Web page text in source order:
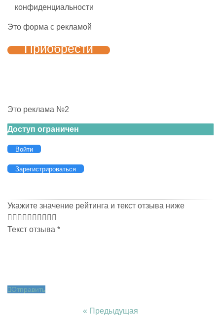
конфиденциальности
Это форма с рекламой
Приобрести
Это реклама №2
Доступ ограничен
Войти
Зарегистрироваться
Укажите значение рейтинга и текст отзыва ниже
Текст отзыва *
Отправить
« Предыдущая